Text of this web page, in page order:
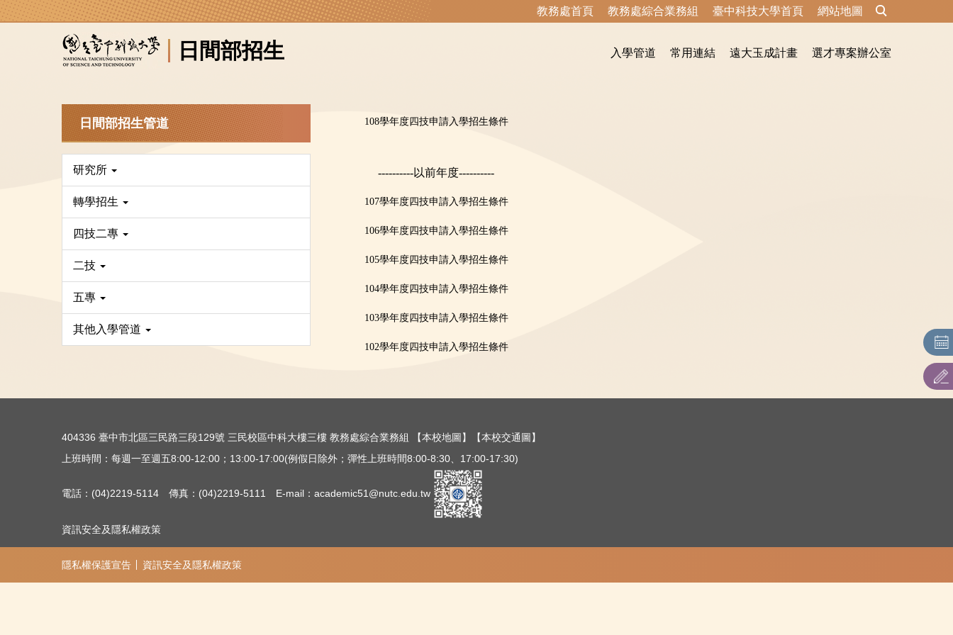
跳
日間部招生
教務處首頁 教務處綜合業務組 臺中科技大學首頁 網站地圖
入學管道 常用連結 遠大玉成計畫 選才專案辦公室
日間部招生管道
研究所
轉學招生
四技二專
二技
五專
其他入學管道
108學年度四技申請入學招生條件
----------以前年度----------
107學年度四技申請入學招生條件
106學年度四技申請入學招生條件
105學年度四技申請入學招生條件
104學年度四技申請入學招生條件
103學年度四技申請入學招生條件
102學年度四技申請入學招生條件
404336 臺中市北區三民路三段129號 三民校區中科大樓三樓 教務處綜合業務組 【本校地圖】
【本校交通圖】
上班時間：每週一至週五8:00-12:00；13:00-17:00(例假日除外；彈性上班時間8:00-8:30、17:00-17:30)
電話：(04)2219-5114 傳真：(04)2219-5111 E-mail：academic51@nutc.edu.tw
資訊安全及隱私權政策
隱私權保護宣告 資訊安全及隱私權政策